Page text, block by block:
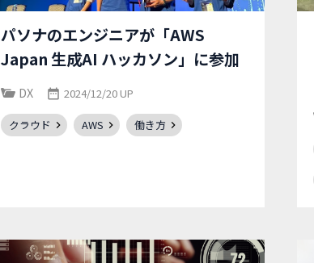
パソナのエンジニアが「AWS
Japan 生成AI ハッカソン」に参加
DX 2024/12/20 UP
クラウド AWS 働き方